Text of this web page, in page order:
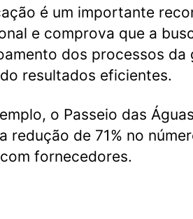
é um importante
e comprova que a
dos processos da
resultados eficientes.
o Passeio das
redução de 71% no
fornecedores.